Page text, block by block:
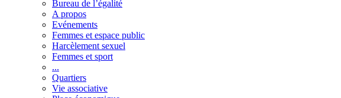
Bureau de l’égalité
A propos
Evénements
Femmes et espace public
Harcèlement sexuel
Femmes et sport
...
Quartiers
Vie associative